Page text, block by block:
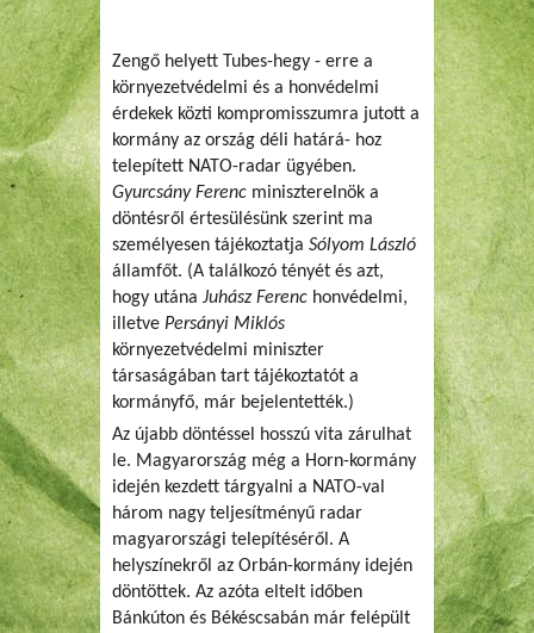
Zengő helyett Tubes-hegy - erre a
környezetvédelmi és a honvédelmi
érdekek közti kompromisszumra jutott a
kormány az ország déli határá- hoz
telepített NATO-radar ügyében.
Gyurcsány Ferenc miniszterelnök a
döntésről értesülésünk szerint ma
személyesen tájékoztatja Sólyom László
államfőt. (A találkozó tényét és azt,
hogy utána Juhász Ferenc honvédelmi,
illetve Persányi Miklós
környezetvédelmi miniszter
társaságában tart tájékoztatót a
kormányfő, már bejelentették.)
Az újabb döntéssel hosszú vita zárulhat
le. Magyarország még a Horn-kormány
idején kezdett tárgyalni a NATO-val
három nagy teljesítményű radar
magyarországi telepítéséről. A
helyszínekről az Orbán-kormány idején
döntöttek. Az azóta eltelt időben
Bánkúton és Békéscsabán már felépült